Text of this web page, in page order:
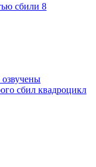
сбили 8
озвучены
сбил квадроцикл